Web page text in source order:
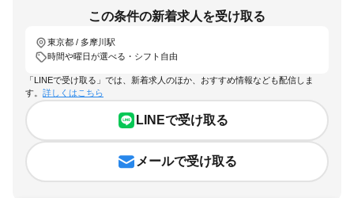
この条件の新着求人を受け取る
東京都 / 多摩川駅
時間や曜日が選べる・シフト自由
「LINEで受け取る」では、新着求人のほか、おすすめ情報なども配信しま
す。 詳しくはこちら
LINEで受け取る
メールで受け取る